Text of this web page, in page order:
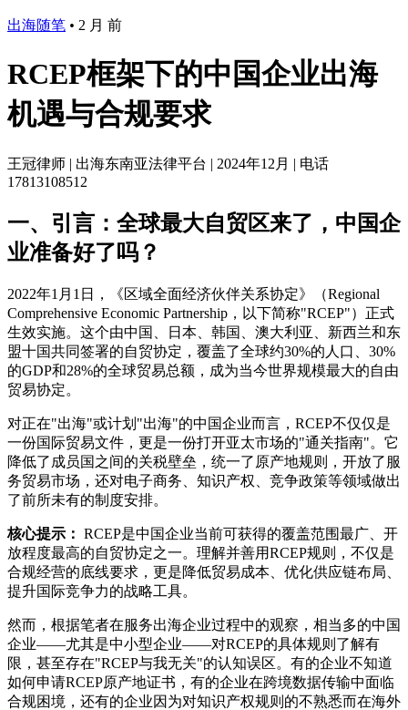
出海随笔 • 2 月 前
RCEP框架下的中国企业出海
机遇与合规要求
王冠律师 | 出海东南亚法律平台 | 2024年12月 | 电话
17813108512
一、引言：全球最大自贸区来了，中国企
业准备好了吗？
2022年1月1日，《区域全面经济伙伴关系协定》（Regional
Comprehensive Economic Partnership，以下简称"RCEP"）正式
生效实施。这个由中国、日本、韩国、澳大利亚、新西兰和东
盟十国共同签署的自贸协定，覆盖了全球约30%的人口、30%
的GDP和28%的全球贸易总额，成为当今世界规模最大的自由
贸易协定。
对正在"出海"或计划"出海"的中国企业而言，RCEP不仅仅是
一份国际贸易文件，更是一份打开亚太市场的"通关指南"。它
降低了成员国之间的关税壁垒，统一了原产地规则，开放了服
务贸易市场，还对电子商务、知识产权、竞争政策等领域做出
了前所未有的制度安排。
核心提示： RCEP是中国企业当前可获得的覆盖范围最广、开
放程度最高的自贸协定之一。理解并善用RCEP规则，不仅是
合规经营的底线要求，更是降低贸易成本、优化供应链布局、
提升国际竞争力的战略工具。
然而，根据笔者在服务出海企业过程中的观察，相当多的中国
企业——尤其是中小型企业——对RCEP的具体规则了解有
限，甚至存在"RCEP与我无关"的认知误区。有的企业不知道
如何申请RCEP原产地证书，有的企业在跨境数据传输中面临
合规困境，还有的企业因为对知识产权规则的不熟悉而在海外